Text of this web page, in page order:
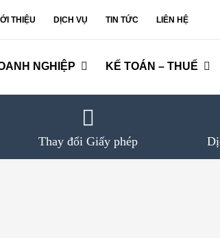
THIỆU DỊCH VỤ TIN TỨC LIÊN HỆ
NGHIỆP KẾ TOÁN – THUẾ
Thay đổi Giấy phép